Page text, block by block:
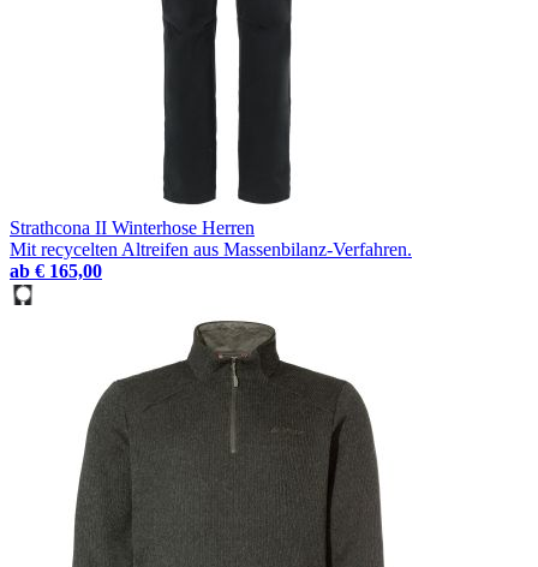
Strathcona II Winterhose Herren
Mit recycelten Altreifen aus Massenbilanz-Verfahren.
ab € 165,00